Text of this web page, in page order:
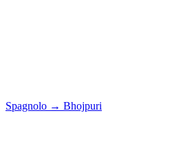
Spagnolo → Bhojpuri